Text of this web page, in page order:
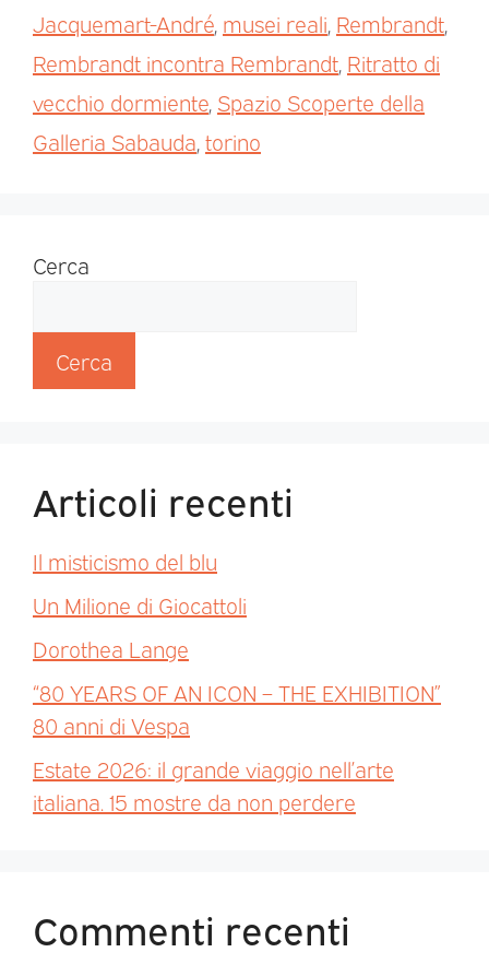
Jacquemart-André musei reali Rembrandt
Rembrandt incontra Rembrandt Ritratto di
vecchio dormiente Spazio Scoperte della
Galleria Sabauda torino
Cerca
Cerca
Articoli recenti
Il misticismo del blu
Un Milione di Giocattoli
Dorothea Lange
“80 YEARS OF AN ICON – THE EXHIBITION”
80 anni di Vespa
Estate 2026: il grande viaggio nell’arte
italiana. 15 mostre da non perdere
Commenti recenti